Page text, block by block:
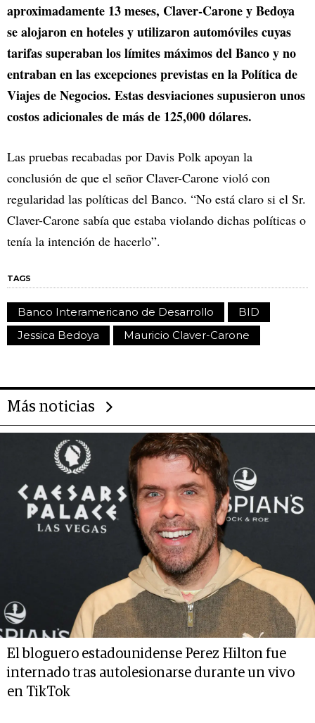
aproximadamente 13 meses, Claver-Carone y Bedoya
se alojaron en hoteles y utilizaron automóviles cuyas
tarifas superaban los límites máximos del Banco y no
entraban en las excepciones previstas en la Política de
Viajes de Negocios. Estas desviaciones supusieron unos
costos adicionales de más de 125,000 dólares.
Las pruebas recabadas por Davis Polk apoyan la
conclusión de que el señor Claver-Carone violó con
regularidad las políticas del Banco. “No está claro si el Sr.
Claver-Carone sabía que estaba violando dichas políticas o
tenía la intención de hacerlo”.
TAGS
Banco Interamericano de Desarrollo
BID
Jessica Bedoya
Mauricio Claver-Carone
Más noticias
El bloguero estadounidense Perez Hilton fue
internado tras autolesionarse durante un vivo
en TikTok